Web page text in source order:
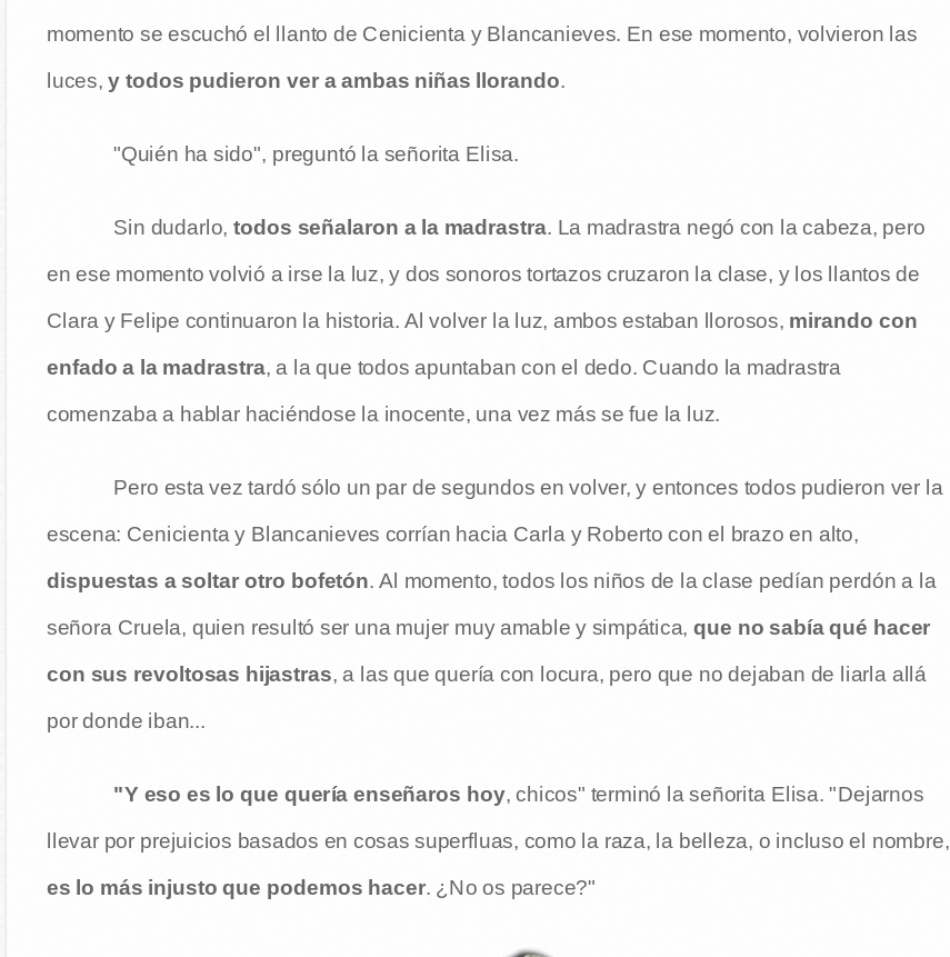
momento se escuchó el llanto de Cenicienta y Blancanieves. En ese momento, volvieron las
luces, y todos pudieron ver a ambas niñas llorando.
"Quién ha sido", preguntó la señorita Elisa.
Sin dudarlo, todos señalaron a la madrastra. La madrastra negó con la cabeza, pero
en ese momento volvió a irse la luz, y dos sonoros tortazos cruzaron la clase, y los llantos de
Clara y Felipe continuaron la historia. Al volver la luz, ambos estaban llorosos, mirando con
enfado a la madrastra, a la que todos apuntaban con el dedo. Cuando la madrastra
comenzaba a hablar haciéndose la inocente, una vez más se fue la luz.
Pero esta vez tardó sólo un par de segundos en volver, y entonces todos pudieron ver la
escena: Cenicienta y Blancanieves corrían hacia Carla y Roberto con el brazo en alto,
dispuestas a soltar otro bofetón. Al momento, todos los niños de la clase pedían perdón a la
señora Cruela, quien resultó ser una mujer muy amable y simpática, que no sabía qué hacer
con sus revoltosas hijastras, a las que quería con locura, pero que no dejaban de liarla allá
por donde iban...
"Y eso es lo que quería enseñaros hoy, chicos" terminó la señorita Elisa. "Dejarnos
llevar por prejuicios basados en cosas superfluas, como la raza, la belleza, o incluso el nombre,
es lo más injusto que podemos hacer. ¿No os parece?"